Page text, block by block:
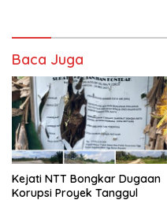
Baca Juga
Kejati NTT Bongkar Dugaan
Korupsi Proyek Tanggul